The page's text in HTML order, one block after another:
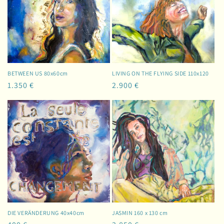
BETWEEN US 80x60cm
Normaler
1.350 €
LIVING ON THE FLYING SIDE 110x120
Normaler
2.900 €
DIE VERÄNDERUNG 40x40cm JASMIN 160 x 130 cm